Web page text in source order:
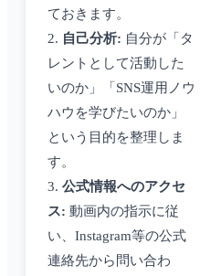
ておきます。
2. 自己分析: 自分が「タ
レントとして活動した
いのか」「SNS運用ノウ
ハウを学びたいのか」
という目的を整理しま
す。
3. 公式情報へのアクセ
ス: 動画内の指示に従
い、Instagram等の公式
連絡先から問い合わ